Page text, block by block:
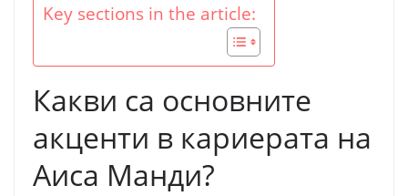
Key sections in the article:
Какви са основните
акценти в кариерата на
Аиса Манди?